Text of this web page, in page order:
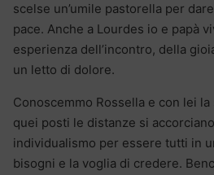
scelse un’umile pastorella per
pace. Anche a Lourdes io e papà
esperienza dell’incontro, della
un letto di dolore.
Conoscemmo Rossella e con lei
quei posti le distanze si
individualismo per essere tutti in
bisogni e la voglia di credere.